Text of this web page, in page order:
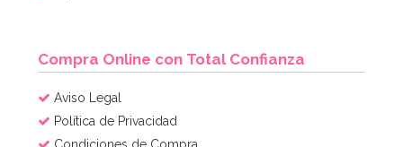
Compra Online con Total Confianza
Aviso Legal
Política de Privacidad